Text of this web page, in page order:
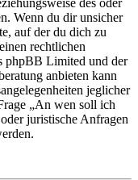
des oder
Wenn du dir unsicher
auf der du dich zu
rechtlichen
phpBB Limited und der
anbieten kann
jeglicher
„An wen soll ich
juristische Anfragen